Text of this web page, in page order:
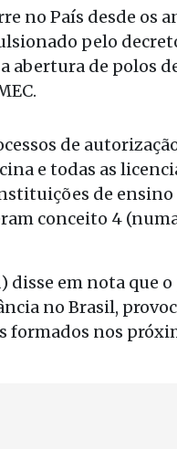
no País desde os
pelo
de polos
de
e todas as
de
conceito 4
disse em nota que
no Brasil,
formados nos